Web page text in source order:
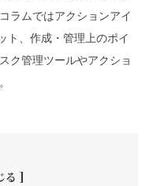
ラムではアクションアイ
ト、作成・管理上のポイ
ク管理ツールやアクショ